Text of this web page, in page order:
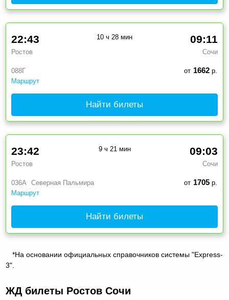
088Г
Маршрут
22:43
Ростов
09:11
Сочи
10 ч 28 мин
от 1662р.
Найти билеты
036А
Северная Пальмира
Маршрут
23:42
Ростов
09:03
Сочи
9 ч 21 мин
от 1705р.
Найти билеты
*На основании официальных справочников системы "Express-
3".
ЖД билеты Ростов Сочи